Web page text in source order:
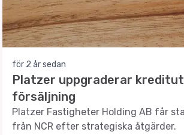
för 2 år sedan
Platzer uppgraderar
försäljning
Platzer Fastigheter Holding AB får
från NCR efter strategiska åtgärder.